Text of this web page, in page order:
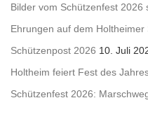
Bilder vom Schützenfest 2026
Ehrungen auf dem Holtheimer
Schützenpost 2026 10. Juli
Holtheim feiert Fest des
Schützenfest 2026: